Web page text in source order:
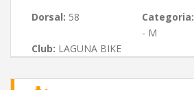
Dorsal: 58 Categoria:
- M
Club: LAGUNA BIKE